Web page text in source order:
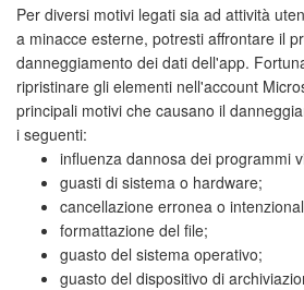
Per diversi motivi legati sia ad attività
a minacce esterne, potresti affrontare il
danneggiamento dei dati dell'app.
ripristinare gli elementi nell'account
principali motivi che causano il
i seguenti:
influenza dannosa dei programmi
guasti di sistema o hardware;
cancellazione erronea o
formattazione del file;
guasto del sistema operativo;
guasto del dispositivo di